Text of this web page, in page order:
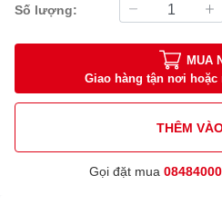
Số lượng:
MUA
Giao hàng tận nơi hoặc
THÊM
Gọi đặt mua